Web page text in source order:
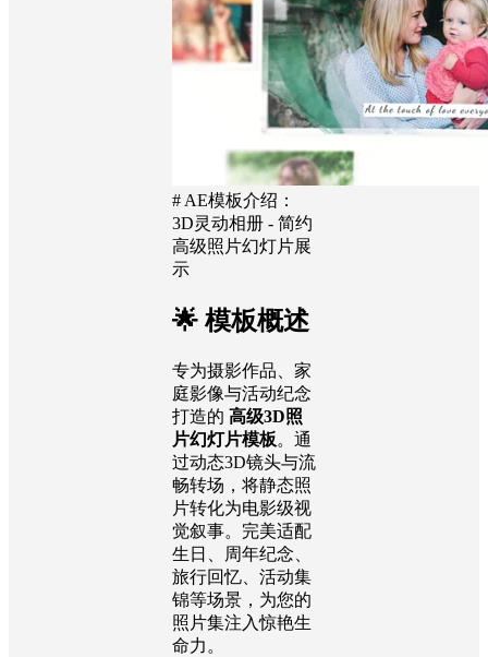
# AE模板介绍：
3D灵动相册 - 简约
高级照片幻灯片展
示
🌟 模板概述
专为摄影作品、家
庭影像与活动纪念
打造的 高级3D照
片幻灯片模板。通
过动态3D镜头与流
畅转场，将静态照
片转化为电影级视
觉叙事。完美适配
生日、周年纪念、
旅行回忆、活动集
锦等场景，为您的
照片集注入惊艳生
命力。